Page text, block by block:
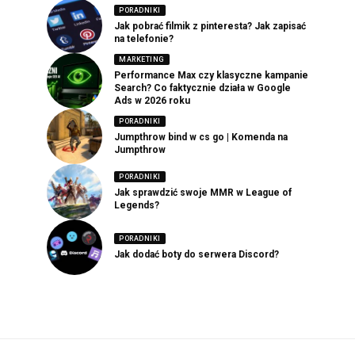
PORADNIKI
Jak pobrać filmik z pinteresta? Jak zapisać
na telefonie?
MARKETING
Performance Max czy klasyczne kampanie
Search? Co faktycznie działa w Google
Ads w 2026 roku
PORADNIKI
Jumpthrow bind w cs go | Komenda na
Jumpthrow
PORADNIKI
Jak sprawdzić swoje MMR w League of
Legends?
PORADNIKI
Jak dodać boty do serwera Discord?